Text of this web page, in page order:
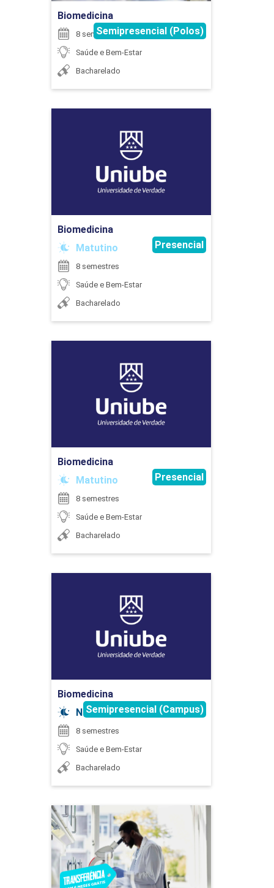
45
DEFICIENTES AUDITIVOS
60
EPIDEMIOLOGIA E BIOESTATÍSTICA
ESPECIALIDADES MÉDICAS
RELACIONADAS À FONOAUDIOLOGIA
30
ESPECIALIDADES ODONTOLÓGICAS
RELACIONADAS À FONOAUDIOLOGIA
30
FONOAUDIOLOGIA I
ESTÁGIO SUPERVISIONADO EM
FONOAUDIOLOGIA II
255
Biomedicina
Semipresencial (Polos)
8 semestres
Saúde e Bem-Estar
Bacharelado
Biomedicina
Matutino
Presencial
8 semestres
Saúde e Bem-Estar
Bacharelado
Detalhes do curso
Biomedicina
Matutino
Presencial
8 semestres
Saúde e Bem-Estar
Bacharelado
Detalhes do curso
Biomedicina
Noturno
Semipresencial (Campus)
8 semestres
Saúde e Bem-Estar
Bacharelado
Detalhes do curso
Biomedicina
Detalhes do curso